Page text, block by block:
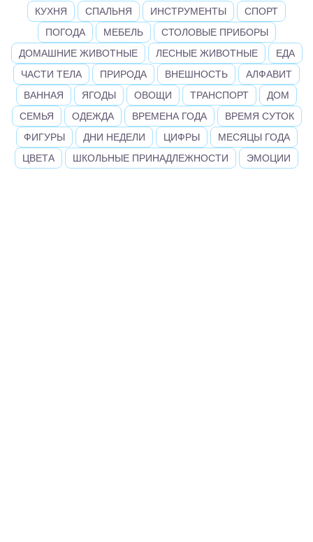
КУХНЯ СПАЛЬНЯ ИНСТРУМЕНТЫ
СПОРТ
ПОГОДА
МЕБЕЛЬ
СТОЛОВЫЕ ПРИБОРЫ
ДОМАШНИЕ ЖИВОТНЫЕ
ЛЕСНЫЕ ЖИВОТНЫЕ
ЕДА
ЧАСТИ ТЕЛА
ПРИРОДА ВНЕШНОСТЬ
АЛФАВИТ
ВАННАЯ
ЯГОДЫ ОВОЩИ ТРАНСПОРТ
ДОМ
СЕМЬЯ
ОДЕЖДА ВРЕМЕНА ГОДА
ВРЕМЯ СУТОК
ФИГУРЫ
ДНИ НЕДЕЛИ ЦИФРЫ
МЕСЯЦЫ ГОДА
ЦВЕТА
ШКОЛЬНЫЕ ПРИНАДЛЕЖНОСТИ ЭМОЦИИ